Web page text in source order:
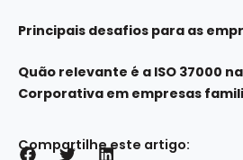
Principais desafios para as
Quão relevante é a ISO 37000
Corporativa em empresas
Compartilhe este artigo: